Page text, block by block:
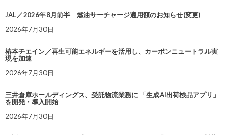
JAL／2026年8月前半 燃油サーチャージ適用額のお知らせ(変更)
2026年7月30日
椿本チエイン／再生可能エネルギーを活用し、カーボンニュートラル実
現を加速
2026年7月30日
三井倉庫ホールディングス、受託物流業務に 「生成AI出荷検品アプリ」
を開発・導入開始
2026年7月30日